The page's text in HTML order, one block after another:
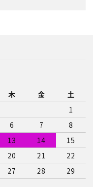
検索する
木 金
土
1
6 7
8
13 14
15
20 21
22
27 28
29